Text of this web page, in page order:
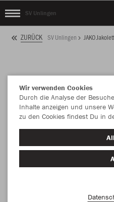
SV Unlingen
ZURÜCK SV Unlingen JAKO
Wir verwenden Cookies
Durch die Analyse der
Inhalte anzeigen und unsere
zu den Cookies findest Du in